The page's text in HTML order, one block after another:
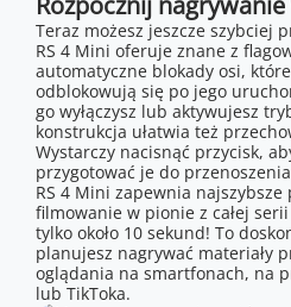
Teraz możesz jeszcze szybciej
RS 4 Mini oferuje znane z
automatyczne blokady osi,
odblokowują się po jego
go wyłączysz lub aktywujesz
konstrukcja ułatwia też
Wystarczy nacisnąć przycisk,
przygotować je do
RS 4 Mini zapewnia najszybsze
filmowanie w pionie z całej serii
tylko około 10 sekund! To
planujesz nagrywać materiały
oglądania na smartfonach, na
lub TikToka.